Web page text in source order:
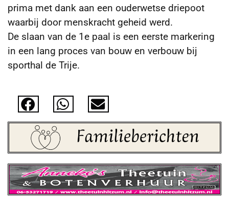
prima met dank aan een ouderwetse driepoot
waarbij door menskracht geheid werd.
De slaan van de 1e paal is een eerste markering
in een lang proces van bouw en verbouw bij
sporthal de Trije.